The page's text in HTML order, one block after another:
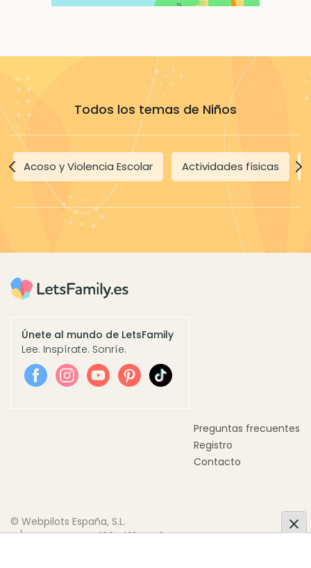
Todos los temas de Niños
Acoso y Violencia Escolar Actividades físicas
Únete al mundo de LetsFamily
Lee. Inspírate. Sonríe.
Preguntas frecuentes
Registro
Contacto
© Webpilots España, S.L.
C/ Doctor Trueta, 183, Pl.10 Pta.6